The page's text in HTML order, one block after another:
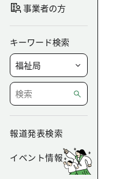
事業者の方
キーワード検索
報道発表検索
イベント情報